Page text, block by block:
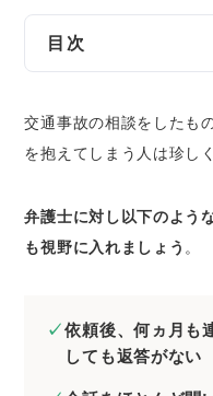
資金調達
企業法務
目次
交通事故の弁護士
ース
２.弁護士変更
しまう場合
つの状況
1.弁護士からの
交通事故の相談をしたも
を抱えてしまう人は珍し
弁護士に対し以下のよう
も視野に入れましょう 。
依頼後、何ヵ月も
しても返答がない